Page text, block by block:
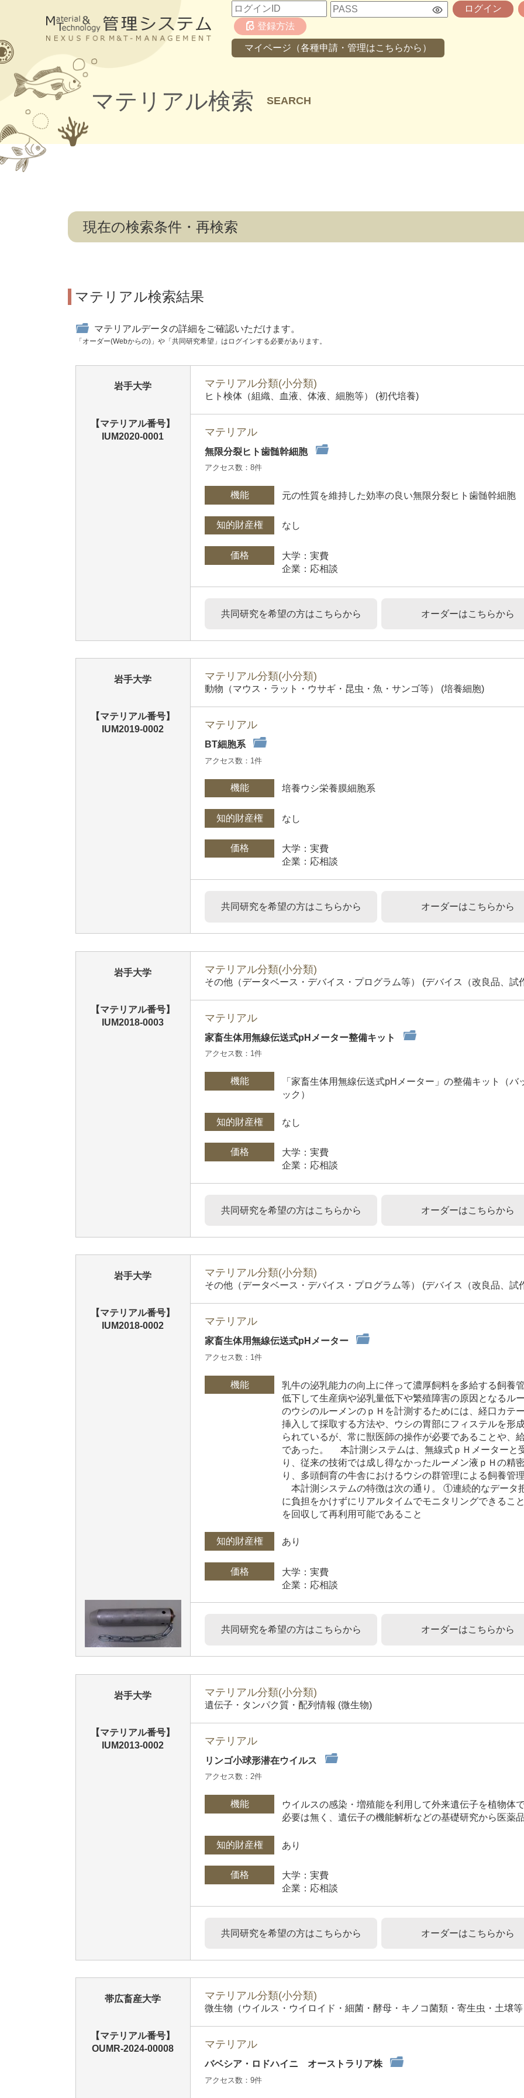
ログイン
登録方法
マイページ（各種申請・管理はこちらから）
マテリアル検索 SEARCH
現在の検索条件・再検索
マテリアル検索結果
マテリアルデータの詳細をご確認いただけます。
「オーダー(Webからの)」や「共同研究希望」はログインする必要があります。
岩手大学
【マテリアル番号】
IUM2020-0001
マテリアル分類(小分類)
ヒト検体（組織、血液、体液、細胞等） (初代培養)
マテリアル
無限分裂ヒト歯髄幹細胞
アクセス数：8件
機能 元の性質を維持した効率の良い無限分裂ヒト歯髄幹細胞
知的財産権 なし
価格
大学：実費
企業：応相談
共同研究を希望の方はこちらから オーダーはこちらから
岩手大学
【マテリアル番号】
IUM2019-0002
マテリアル分類(小分類)
動物（マウス・ラット・ウサギ・昆虫・魚・サンゴ等） (培養細胞)
マテリアル
BT細胞系
アクセス数：1件
機能 培養ウシ栄養膜細胞系
知的財産権 なし
価格
大学：実費
企業：応相談
共同研究を希望の方はこちらから オーダーはこちらから
岩手大学
【マテリアル番号】
IUM2018-0003
マテリアル分類(小分類)
その他（データベース・デバイス・プログラム等） (デバイス（改良品、試
マテリアル
家畜生体用無線伝送式pHメーター整備キット
アクセス数：1件
機能
「家畜生体用無線伝送式pHメーター」の整備キット（
ック）
知的財産権 なし
価格
大学：実費
企業：応相談
共同研究を希望の方はこちらから オーダーはこちらから
岩手大学
【マテリアル番号】
IUM2018-0002
マテリアル分類(小分類)
その他（データベース・デバイス・プログラム等） (デバイス（改良品、試
マテリアル
家畜生体用無線伝送式pHメーター
アクセス数：1件
機能
乳牛の泌乳能力の向上に伴って濃厚飼料を多給する飼養
低下して生産病や泌乳量低下や繁殖障害の原因となるル
のウシのルーメンのｐＨを計測するためには、経口カテ
挿入して採取する方法や、ウシの胃部にフィステルを形
られているが、常に獣医師の操作が必要であることや、
であった。 本計測システムは、無線式ｐＨメーターと
り、従来の技術では成し得なかったルーメン液ｐＨの精
り、多頭飼育の牛舎におけるウシの群管理による飼養管
本計測システムの特徴は次の通り。 ①連続的なデータ
に負担をかけずにリアルタイムでモニタリングできる
を回収して再利用可能であること
知的財産権 あり
価格
大学：実費
企業：応相談
共同研究を希望の方はこちらから オーダーはこちらから
岩手大学
【マテリアル番号】
IUM2013-0002
マテリアル分類(小分類)
遺伝子・タンパク質・配列情報 (微生物)
マテリアル
リンゴ小球形潜在ウイルス
アクセス数：2件
機能
ウイルスの感染・増殖能を利用して外来遺伝子を植物体
必要は無く、遺伝子の機能解析などの基礎研究から医薬
知的財産権 あり
価格
大学：実費
企業：応相談
共同研究を希望の方はこちらから オーダーはこちらから
帯広畜産大学
【マテリアル番号】
OUMR-2024-00008
マテリアル分類(小分類)
微生物（ウイルス・ウイロイド・細菌・酵母・キノコ菌類・寄生虫・土壌
マテリアル
バベシア・ロドハイニ オーストラリア株
アクセス数：9件